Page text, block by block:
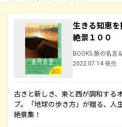
生きる知恵
絶景１００
BOOKS 旅の名言
2022.07.14 発売
古きと新しき、東と西が調和する
ブ。「地球の歩き方」が贈る、人
絶景集！